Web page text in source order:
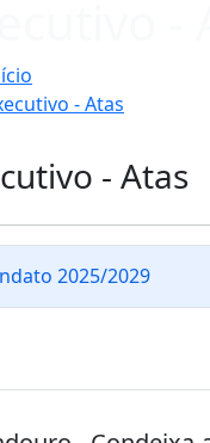
- Atas
- Atas
2025/2029